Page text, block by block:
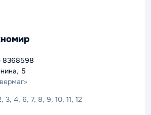
8368598
5
3, 4, 6, 7, 8, 9, 10, 11, 12